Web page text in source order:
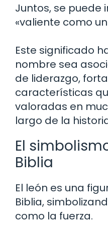
Juntos, se
«valiente como
Este significado
nombre sea
de liderazgo,
características
valoradas en
largo de la
El
Biblia
El león es una
Biblia,
como la fuerza.